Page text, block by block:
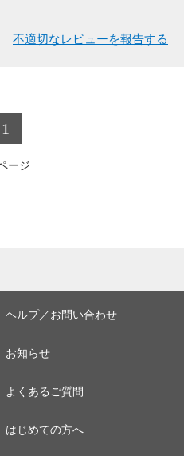
不適切なレビューを報告する
1
ヘルプ／お問い合わせ
お知らせ
よくあるご質問
はじめての方へ